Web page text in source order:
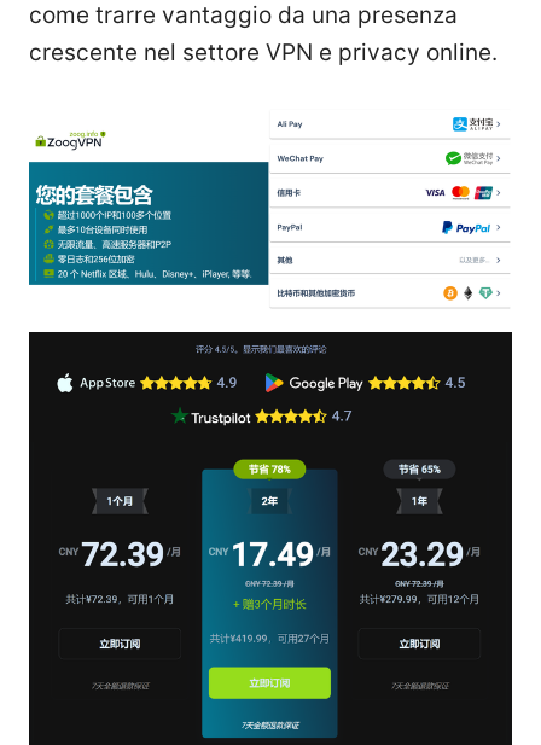
come trarre vantaggio da una presenza
crescente nel settore VPN e privacy online.